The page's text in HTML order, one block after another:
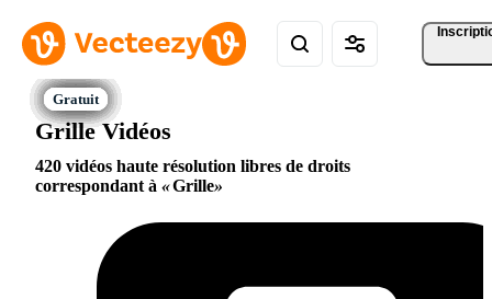
Grille Vidéos
420 vidéos haute résolution libres de droits
correspondant à
Grille